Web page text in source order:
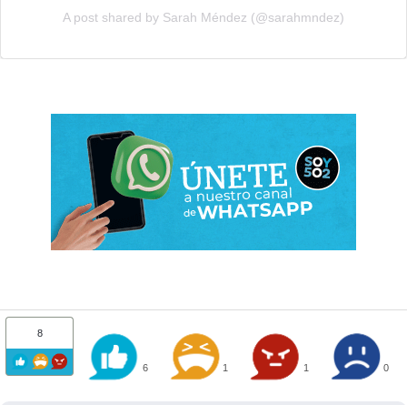
A post shared by Sarah Méndez (@sarahmndez)
8
6 1 1 0